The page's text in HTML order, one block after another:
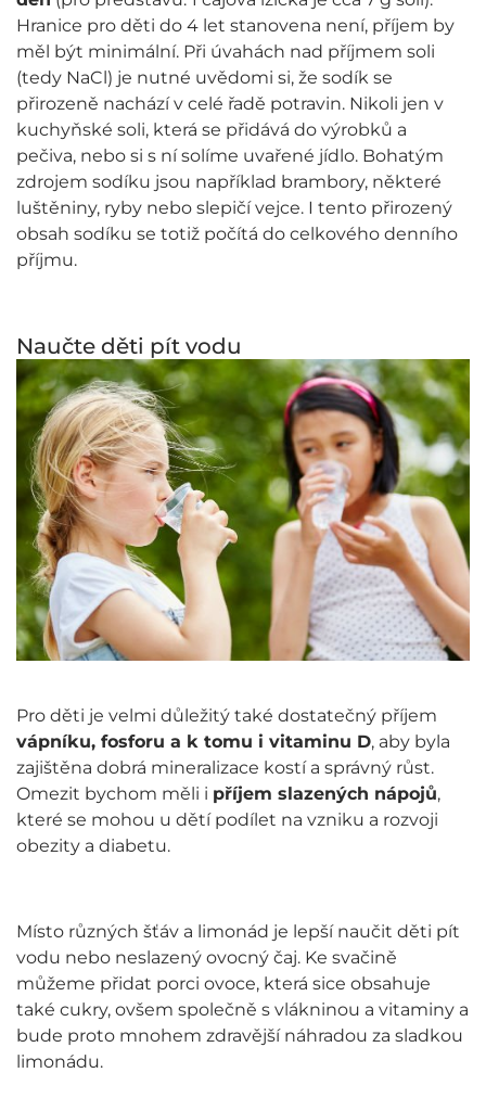
Hranice pro děti do 4 let stanovena není, příjem by
měl být minimální. Při úvahách nad příjmem soli
(tedy NaCl) je nutné uvědomi si, že sodík se
přirozeně nachází v celé řadě potravin. Nikoli jen v
kuchyňské soli, která se přidává do výrobků a
pečiva, nebo si s ní solíme uvařené jídlo. Bohatým
zdrojem sodíku jsou například brambory, některé
luštěniny, ryby nebo slepičí vejce. I tento přirozený
obsah sodíku se totiž počítá do celkového denního
příjmu.
Naučte děti pít vodu
Pro děti je velmi důležitý také dostatečný příjem
vápníku, fosforu a k tomu i vitaminu D, aby byla
zajištěna dobrá mineralizace kostí a správný růst.
Omezit bychom měli i příjem slazených nápojů,
které se mohou u dětí podílet na vzniku a rozvoji
obezity a diabetu.
Místo různých šťáv a limonád je lepší naučit děti pít
vodu nebo neslazený ovocný čaj. Ke svačině
můžeme přidat porci ovoce, která sice obsahuje
také cukry, ovšem společně s vlákninou a vitaminy a
bude proto mnohem zdravější náhradou za sladkou
limonádu.